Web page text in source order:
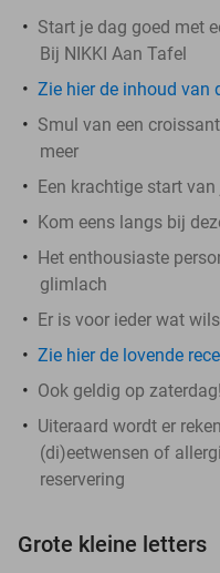
Start je dag goed met
Bij NIKKI Aan Tafel
Zie hierde inhoud van
Smul van een
meer
Een krachtige start van
Kom eens langs bij
Het enthousiaste
glimlach
Er is voor ieder wat
Zie hier de lovende
Ook geldig op zaterdag!
Uiteraard wordt er
(di)eetwensen of
reservering
Grote kleine letters